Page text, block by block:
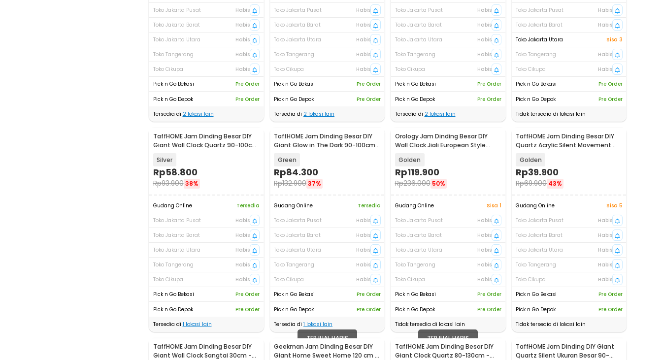
Toko Jakarta Pusat
Habis
Toko Jakarta Barat
Habis
Toko Jakarta Utara
Habis
Toko Tangerang
Habis
Toko Cikupa
Habis
Pick n Go Bekasi
Pre Order
Pick n Go Depok
Pre Order
Tersedia di 2lokasi lain
Toko Jakarta Pusat
Habis
Toko Jakarta Barat
Habis
Toko Jakarta Utara
Habis
Toko Tangerang
Habis
Toko Cikupa
Habis
Pick n Go Bekasi
Pre Order
Pick n Go Depok
Pre Order
Tersedia di 2 lokasi lain
Toko Jakarta Pusat
Habis
Toko Jakarta Barat
Habis
Toko Jakarta Utara
Habis
Toko Tangerang
Habis
Toko Cikupa
Habis
Pick n Go Bekasi
Pre Order
Pick n Go Depok
Pre Order
Tersedia di 2lokasi lain
Toko Jakarta Pusat
Habis
Toko Jakarta Barat
Habis
Toko Jakarta Utara
Sisa 3
Toko Tangerang
Habis
Toko Cikupa
Habis
Pick n Go Bekasi
Pre Order
Pick n Go Depok
Pre Order
Tidak tersedia di lokasi lain
TaffHOME Jam Dinding Besar DIY
Giant Wall Clock Quartz 90-100cm
Silver
Rp58.800
Rp93.900 38%
Gudang Online
Tersedia
Toko Jakarta Pusat
Habis
Toko Jakarta Barat
Habis
Toko Jakarta Utara
Habis
Toko Tangerang
Habis
Toko Cikupa
Habis
Pick n Go Bekasi
Pre Order
Pick n Go Depok
Pre Order
Tersedia di 1 lokasi lain
TaffHOME Jam Dinding Besar DIY
Giant Glow in The Dark 90-100cm -
Green
Rp84.300
Rp132.90037%
Gudang Online
Tersedia
Toko Jakarta Pusat
Habis
Toko Jakarta Barat
Habis
Toko Jakarta Utara
Habis
Toko Tangerang
Habis
Toko Cikupa
Habis
Pick n Go Bekasi
Pre Order
Pick n Go Depok
Pre Order
Tersedia di 1 lokasi lain
Orology Jam Dinding Besar DIY
Wall Clock Jiali European Style
Golden
Rp119.900
Rp236.000 50%
Gudang Online
Sisa 1
Toko Jakarta Pusat
Habis
Toko Jakarta Barat
Habis
Toko Jakarta Utara
Habis
Toko Tangerang
Habis
Toko Cikupa
Habis
Pick n Go Bekasi
Pre Order
Pick n Go Depok
Pre Order
Tidak tersedia di lokasi lain
TaffHOME Jam Dinding Besar DIY
Quartz Acrylic Silent Movement
Golden
Rp39.900
Rp69.900 43%
Gudang Online
Sisa 5
Toko Jakarta Pusat
Habis
Toko Jakarta Barat
Habis
Toko Jakarta Utara
Habis
Toko Tangerang
Habis
Toko Cikupa
Habis
Pick n Go Bekasi
Pre Order
Pick n Go Depok
Pre Order
Tidak tersedia di lokasi lain
TaffHOME Jam Dinding Besar DIY
Giant Wall Clock Sangtai 30cm -
TERJUAL HABIS
Geekman Jam Dinding Besar DIY
Giant Home Sweet Home 120 cm -
TERJUAL HABIS
TaffHOME Jam Dinding Besar DIY
Giant Clock Quartz 80-130cm -
TaffHOME Jam Dinding DIY Giant
Quartz Silent Ukuran Besar 90-